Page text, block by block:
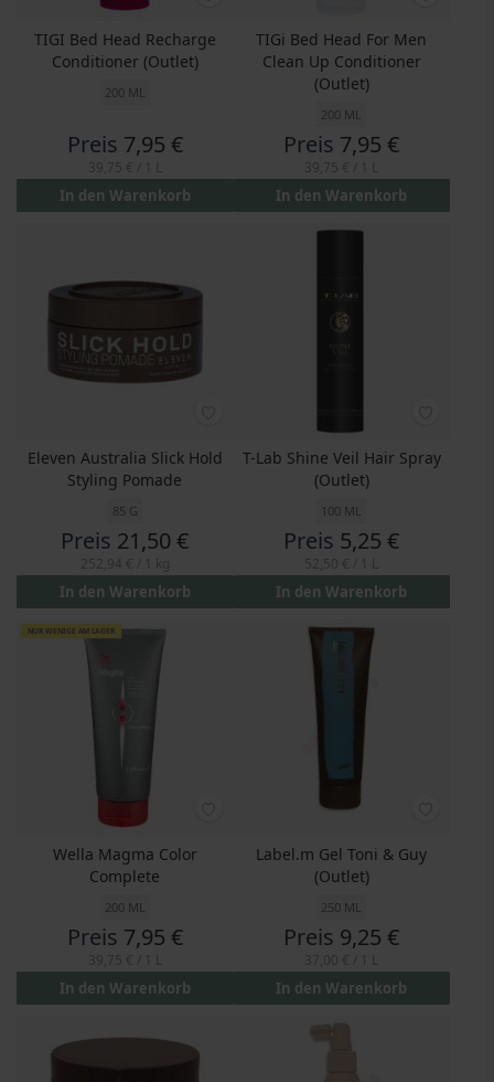
TIGI Bed Head Recharge
Conditioner (Outlet)
200 ML
Preis 7,95 €
In den Warenkorb
TIGi Bed Head For Men
Clean Up Conditioner
(Outlet)
200 ML
Preis 7,95 €
In den Warenkorb
Eleven Australia Slick Hold
Styling Pomade
85 G
Preis 21,50 €
In den Warenkorb
T-Lab Shine Veil Hair Spray
(Outlet)
100 ML
Preis 5,25 €
In den Warenkorb
NUR WENIGE AM LAGER
Wella Magma Color
Complete
200 ML
Preis 7,95 €
In den Warenkorb
Label.m Gel Toni & Guy
(Outlet)
250 ML
Preis 9,25 €
In den Warenkorb